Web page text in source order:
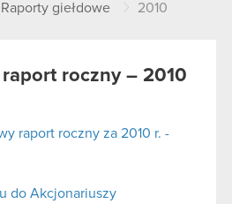
Raporty giełdowe 2010
roczny – 2010
raport roczny za 2010 r. -
do Akcjonariuszy